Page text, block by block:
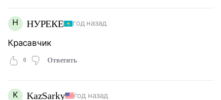
Н НУРЕКЕ год назад
Красавчик
0 Ответить
K KazSarky год назад